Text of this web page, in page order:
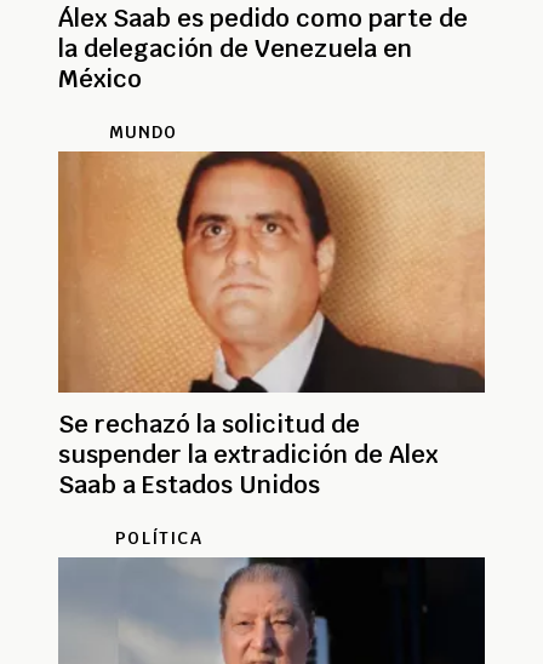
Álex Saab es pedido como parte de
la delegación de Venezuela en
México
MUNDO
Se rechazó la solicitud de
suspender la extradición de Alex
Saab a Estados Unidos
POLÍTICA